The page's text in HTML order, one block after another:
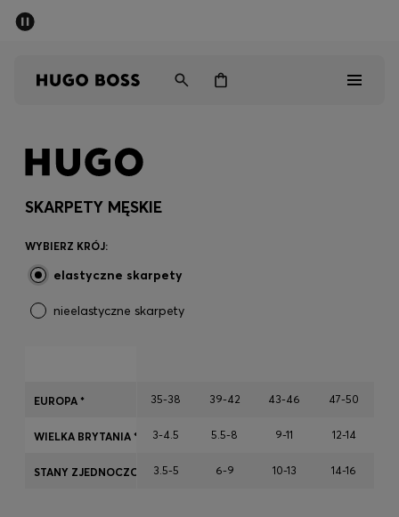
Mężczyźni
Prezenty
Ulubione (Artykuły)
SKARPETY MĘSKIE
WYBIERZ KRÓJ:
elastyczne skarpety
nieelastyczne skarpety
35-38 39-42 43-46 47-50
3-4.5 5.5-8 9-11 12-14
3.5-5 6-9 10-13 14-16
EUROPA *
WIELKA BRYTANIA *
STANY ZJEDNOCZONE *